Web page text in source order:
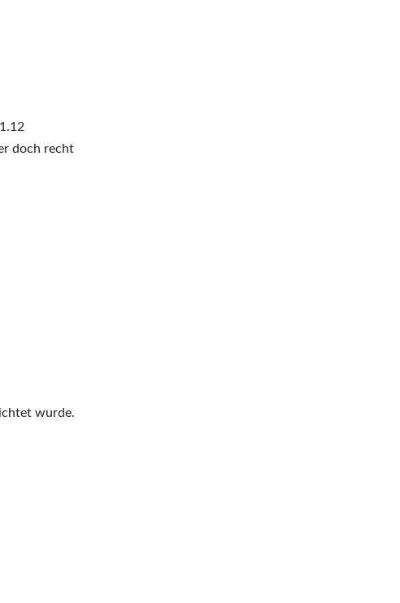
doch recht
wurde.